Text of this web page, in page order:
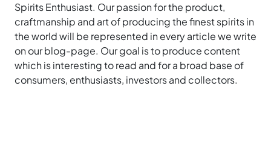
Spirits Enthusiast. Our passion for the product,
craftmanship and art of producing the finest spirits in
the world will be represented in every article we write
on our blog-page. Our goal is to produce content
which is interesting to read and for a broad base of
consumers, enthusiasts, investors and collectors.